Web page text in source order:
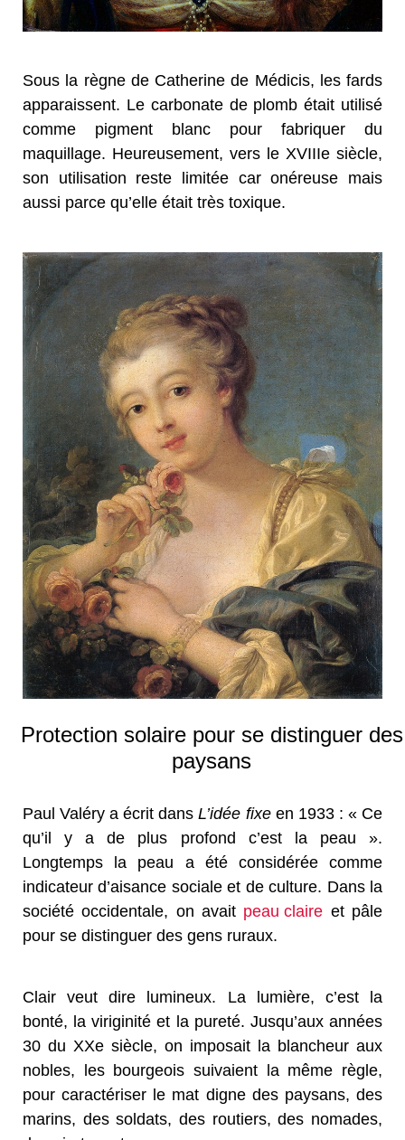
Sous la règne de Catherine de Médicis, les fards
apparaissent. Le carbonate de plomb était utilisé
comme pigment blanc pour fabriquer du
maquillage. Heureusement, vers le XVIIIe siècle,
son utilisation reste limitée car onéreuse mais
aussi parce qu’elle était très toxique.
Protection solaire pour se distinguer des
paysans
Paul Valéry a écrit dansL’idée fixeen 1933 : « Ce
qu’il y a de plus profond c’est la peau ».
Longtemps la peau a été considérée comme
indicateur d’aisance sociale et de culture. Dans la
société occidentale, on avait peau claire et pâle
pour se distinguer des gens ruraux.
Clair veut dire lumineux. La lumière, c’est la
bonté, la viriginité et la pureté. Jusqu’aux années
30 du XXe siècle, on imposait la blancheur aux
nobles, les bourgeois suivaient la même règle,
pour caractériser le mat digne des paysans, des
marins, des soldats, des routiers, des nomades,